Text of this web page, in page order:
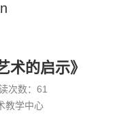
术的启示》
次数： 61
教学中心